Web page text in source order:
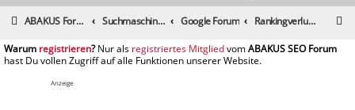
ABAKUS Foren-Übersicht Suchmaschinenmarketing (SEM) / Suchmaschinenoptimierung (SEO) Google Forum Rankingverluste seit 11.11.2019
registrieren registriertes Mitglied
Anzeige